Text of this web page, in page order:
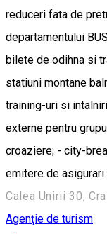
reduceri fata de
departamentului
bilete de odihna si
statiuni montane
training-uri si
externe pentru
croaziere; - city-
emitere de
Calea Unirii 30,
Agenție de turism